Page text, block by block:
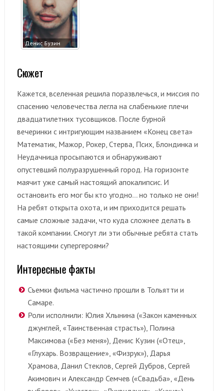
Денис Бузин
Сюжет
Кажется, вселенная решила поразвлечься, и миссия по
спасению человечества легла на слабенькие плечи
двадцатилетних тусовщиков. После бурной
вечеринки с интригующим названием «Конец света»
Математик, Мажор, Рокер, Стерва, Псих, Блондинка и
Неудачница просыпаются и обнаруживают
опустевший полуразрушенный город. На горизонте
маячит уже самый настоящий апокалипсис. И
остановить его мог бы кто угодно… но только не они!
На ребят открыта охота, и им приходится решать
самые сложные задачи, что куда сложнее делать в
такой компании. Смогут ли эти обычные ребята стать
настоящими супергероями?
Интересные факты
Съемки фильма частично прошли в Тольятти и
Самаре.
Роли исполнили: Юлия Хлынина («Закон каменных
джунглей, «Таинственная страсть»), Полина
Максимова («Без меня»), Денис Кузин («Отец»,
«Глухарь. Возвращение», «Физрук»), Дарья
Храмова, Данил Стеклов, Сергей Дубров, Сергей
Акимович и Александр Семчев («Свадьба», «День